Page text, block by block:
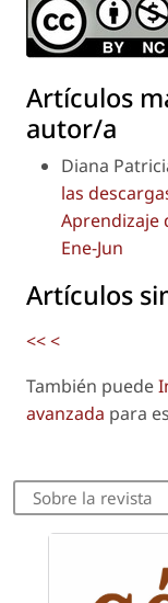
Artículos
autor/a
Diana
las
Aprendizaje
Ene-Jun
Artículos
<<<
También puede
avanzada para
Sobre la revista